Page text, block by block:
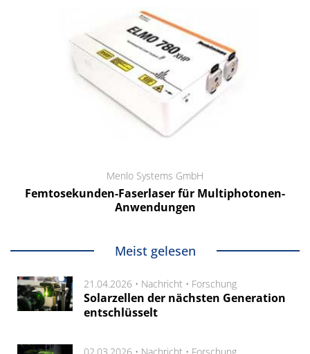
Menlo Systems GmbH
Femtosekunden-Faserlaser für Multiphotonen-
Anwendungen
Meist gelesen
21.04.2026 • Nachricht • Forschung
Solarzellen der nächsten Generation
entschlüsselt